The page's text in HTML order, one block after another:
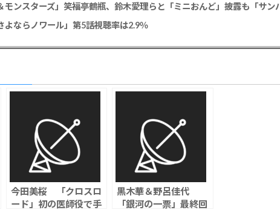
ならノワール」第5話視聴率は2.9％
今田美桜 「クロスロ
ード」初の医師役で手
黒木華＆野呂佳代
「銀河の一票」最終回